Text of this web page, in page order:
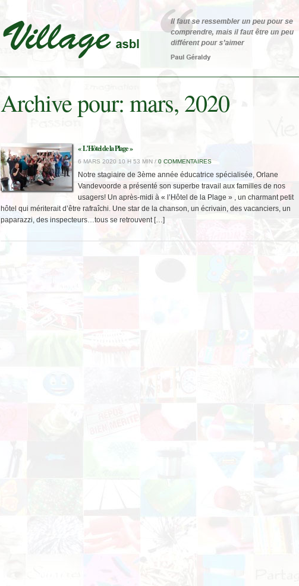
Archive pour: mars, 2020
« L’Hôtel de la Plage »
6 MARS 2020 10 H 53 MIN / 0 COMMENTAIRES
Notre stagiaire de 3ème année éducatrice spécialisée, Orlane
Vandevoorde a présenté son superbe travail aux familles de nos
usagers! Un après-midi à « l’Hôtel de la Plage » , un charmant petit
hôtel qui mériterait d’être rafraîchi. Une star de la chanson, un écrivain, des vacanciers, un
paparazzi, des inspecteurs…tous se retrouvent […]